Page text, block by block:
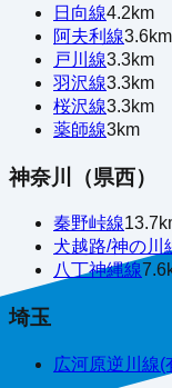
日向線4.2km
阿夫利線3.6km
戸川線3.3km
羽沢線3.3km
桜沢線3.3km
薬師線3km
神奈川（県西）
秦野峠線13.7
犬越路/神の川
八丁神縄線7.6
埼玉
広河原逆川線(